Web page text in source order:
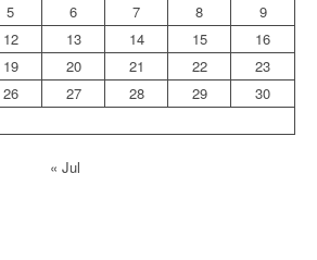
5 6 7 8
9
12 13 14 15
16
19 20 21 22
23
26 27 28 29
30
« Jul